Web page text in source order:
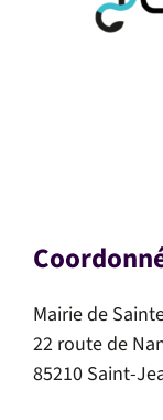
Mairie de
22 route de
85210 Saint-